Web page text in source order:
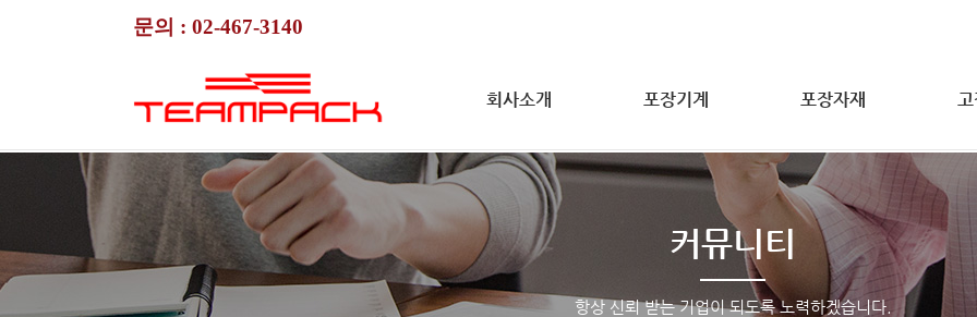
문의 : 02-467-3140
회사소개 포장기계 포장자재 고
커뮤니티
항상 신뢰 받는 기업이 되도록 노력하겠습니다.